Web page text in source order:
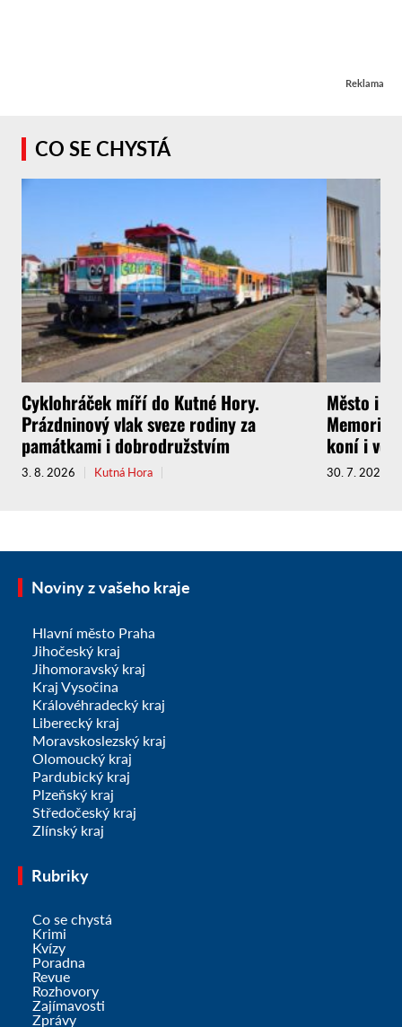
Reklama
CO SE CHYSTÁ
Cyklohráček míří do Kutné Hory.
Prázdninový vlak sveze rodiny za
památkami i dobrodružstvím
3. 8. 2026 Kutná Hora
Město i
Memoriál
koní i
30. 7. 2026
Noviny z vašeho kraje
Hlavní město Praha
Jihočeský kraj
Jihomoravský kraj
Kraj Vysočina
Královéhradecký kraj
Liberecký kraj
Moravskoslezský kraj
Olomoucký kraj
Pardubický kraj
Plzeňský kraj
Středočeský kraj
Zlínský kraj
Rubriky
Co se chystá
Krimi
Kvízy
Poradna
Revue
Rozhovory
Zajímavosti
Zprávy